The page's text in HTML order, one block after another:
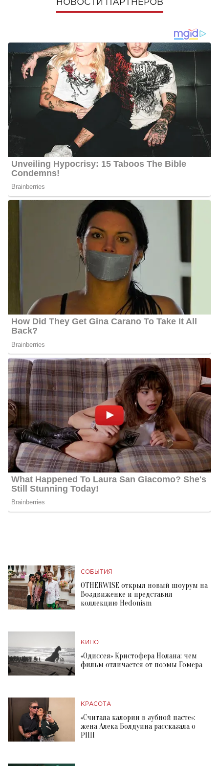
НОВОСТИ ПАРТНЕРОВ
СОБЫТИЯ
OTHERWISE открыл новый шоурум на
Воздвиженке и представил
коллекцию Hedonism
КИНО
«Одиссея» Кристофера Нолана: чем
фильм отличается от поэмы Гомера
КРАСОТА
«Считала калории в зубной пасте»:
жена Алека Болдуина рассказала о
РПП